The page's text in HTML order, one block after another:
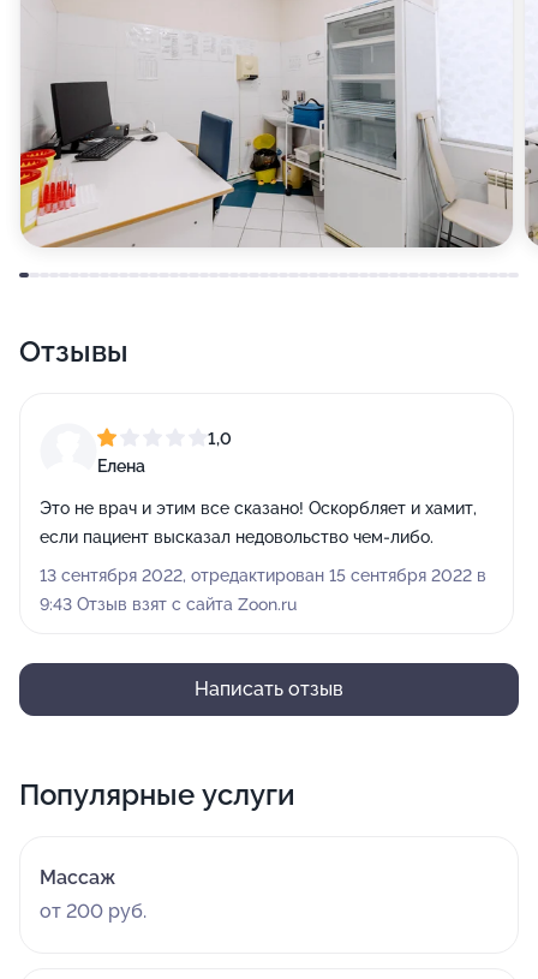
Отзывы
1,0
Елена
Это не врач и этим все сказано! Оскорбляет и хамит,
если пациент высказал недовольство чем-либо.
13 сентября 2022, отредактирован 15 сентября 2022 в
9:43 Отзыв взят с сайта Zoon.ru
Написать отзыв
Популярные услуги
Массаж
от 200 руб.